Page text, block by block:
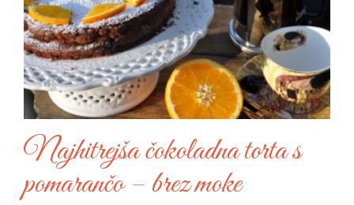
Najhitrejša čokoladna torta s
pomarančo – brez moke